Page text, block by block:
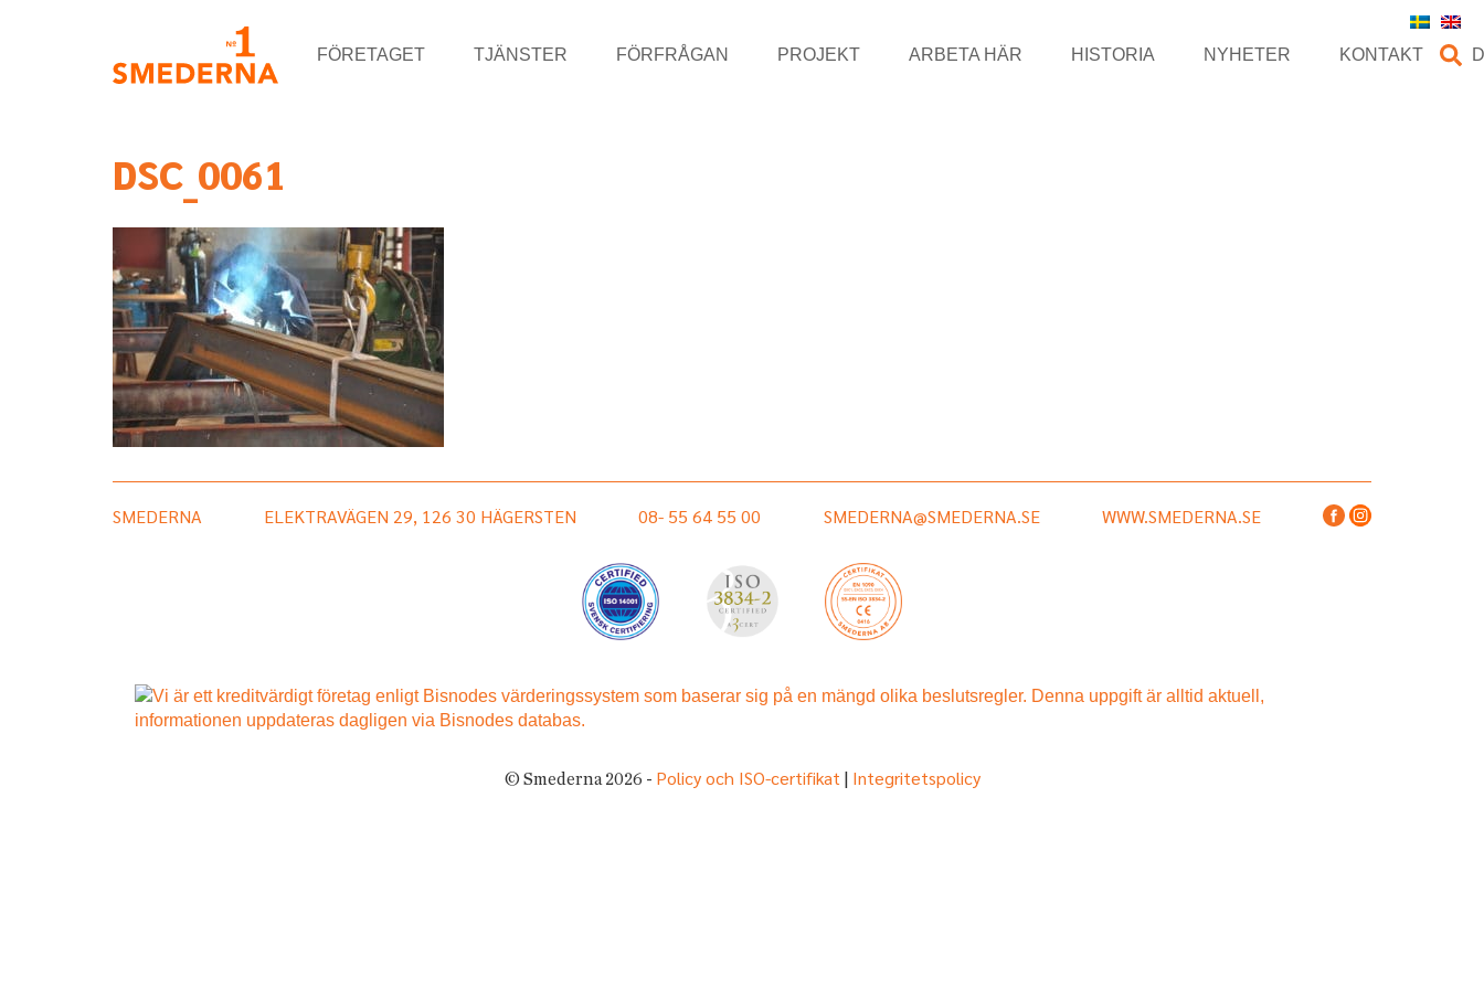
FÖRETAGET TJÄNSTER FÖRFRÅGAN PROJEKT ARBETA HÄR HISTORIA NYHETER KONTAKT
DSC_0061
SMEDERNA ELEKTRAVÄGEN 29, 126 30 HÄGERSTEN 08- 55 64 55 00 SMEDERNA@SMEDERNA.SE WWW.SMEDERNA.SE
© Smederna 2026 - Policy och ISO-certifikat Integritetspolicy